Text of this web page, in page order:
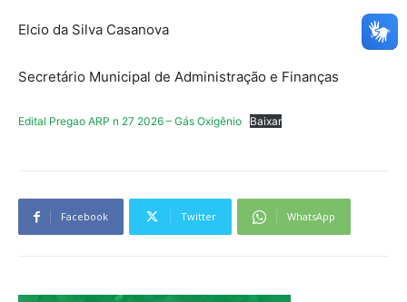
Elcio da Silva Casanova
Secretário Municipal de Administração e Finanças
Edital Pregao ARP n 27 2026 – Gás Oxigênio Baixar
Facebook Twitter WhatsApp